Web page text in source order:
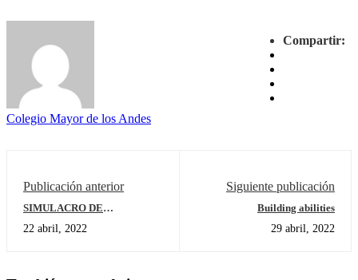
Compartir:
Colegio Mayor de los Andes
Publicación anterior
SIMULACRO DE
22 abril, 2022
Siguiente publicación
Building abilities
29 abril, 2022